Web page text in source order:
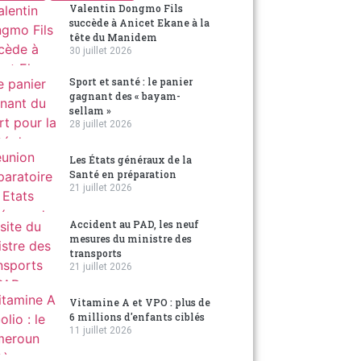
Valentin Dongmo Fils
succède à Anicet Ekane à la
tête du Manidem
30 juillet 2026
Sport et santé : le panier
gagnant des « bayam-
sellam »
28 juillet 2026
Les États généraux de la
Santé en préparation
21 juillet 2026
Accident au PAD, les neuf
mesures du ministre des
transports
21 juillet 2026
Vitamine A et VPO : plus de
6 millions d'enfants ciblés
11 juillet 2026